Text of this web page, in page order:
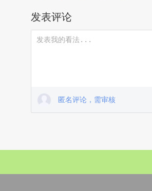
发表评论
匿名评论，需审核